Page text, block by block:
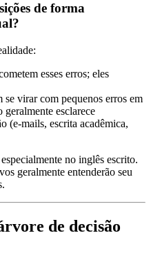
de forma
esses erros; eles
se virar com pequenos erros em
geralmente esclarece
(e-mails, escrita acadêmica,
no inglês escrito.
geralmente entenderão seu
de decisão